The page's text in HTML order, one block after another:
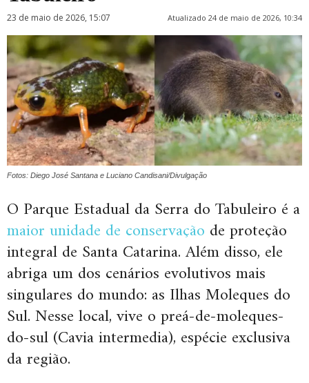
23 de maio de 2026, 15:07 Atualizado 24 de maio de 2026, 10:34
Fotos: Diego José Santana e Luciano Candisani/Divulgação
O Parque Estadual da Serra do Tabuleiro é a
maior unidade de conservação de proteção
integral de Santa Catarina. Além disso, ele
abriga um dos cenários evolutivos mais
singulares do mundo: as Ilhas Moleques do
Sul. Nesse local, vive o preá-de-moleques-
do-sul (Cavia intermedia), espécie exclusiva
da região.